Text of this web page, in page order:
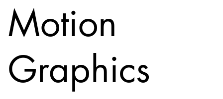
Motion
Graphics